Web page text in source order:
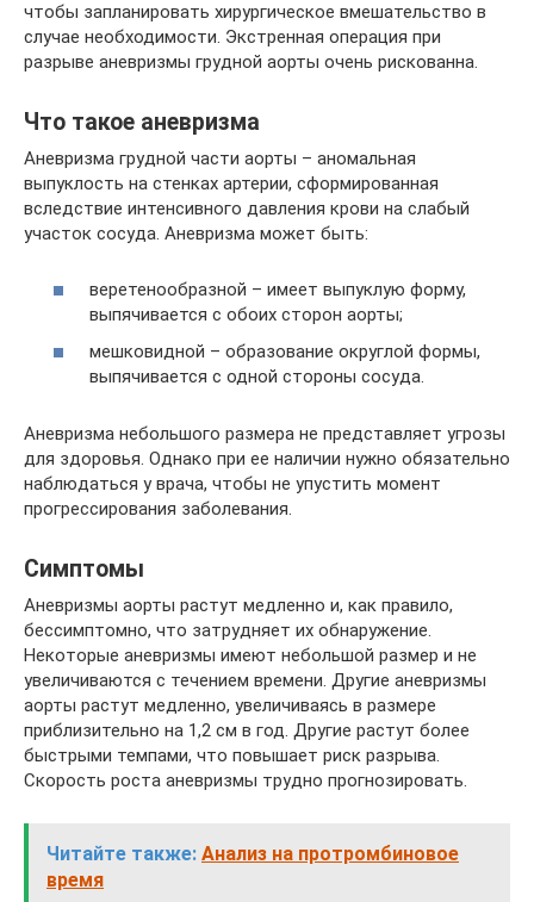
чтобы запланировать хирургическое вмешательство в
случае необходимости. Экстренная операция при
разрыве аневризмы грудной аорты очень рискованна.
Что такое аневризма
Аневризма грудной части аорты – аномальная
выпуклость на стенках артерии, сформированная
вследствие интенсивного давления крови на слабый
участок сосуда. Аневризма может быть:
веретенообразной – имеет выпуклую форму,
выпячивается с обоих сторон аорты;
мешковидной – образование округлой формы,
выпячивается с одной стороны сосуда.
Аневризма небольшого размера не представляет угрозы
для здоровья. Однако при ее наличии нужно обязательно
наблюдаться у врача, чтобы не упустить момент
прогрессирования заболевания.
Симптомы
Аневризмы аорты растут медленно и, как правило,
бессимптомно, что затрудняет их обнаружение.
Некоторые аневризмы имеют небольшой размер и не
увеличиваются с течением времени. Другие аневризмы
аорты растут медленно, увеличиваясь в размере
приблизительно на 1,2 см в год. Другие растут более
быстрыми темпами, что повышает риск разрыва.
Скорость роста аневризмы трудно прогнозировать.
Читайте также: Анализ на протромбиновое
время